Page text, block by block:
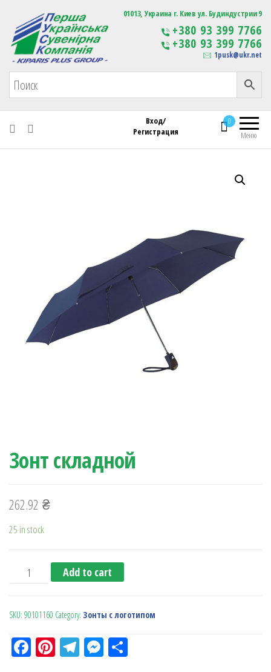
Первая Украинская Сувенирная Компания Изготовление
сувенирной продукции
с логотипом
01013, Украина г. Киев ул. Будиндустрии 9
+380 93 399 7766
+380 93 399 7766
1pusk@ukr.net
Меню
0
Вход/
Регистрация
Зонт складной
262.92 ₴
25 in stock
Зонт складной quantity
Add to cart
SKU: 90101160 Category: Зонты с логотипом
Fa Pi Te M